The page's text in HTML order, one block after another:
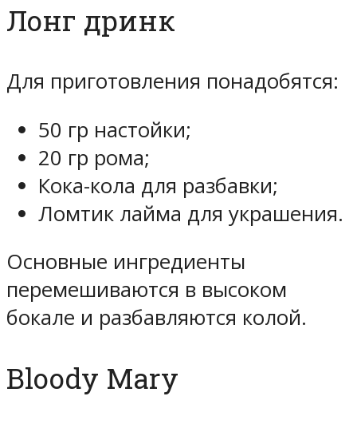
Лонг дринк
Для приготовления понадобятся:
50 гр настойки;
20 гр рома;
Кока-кола для разбавки;
Ломтик лайма для украшения.
Основные ингредиенты
перемешиваются в высоком
бокале и разбавляются колой.
Bloody Mary